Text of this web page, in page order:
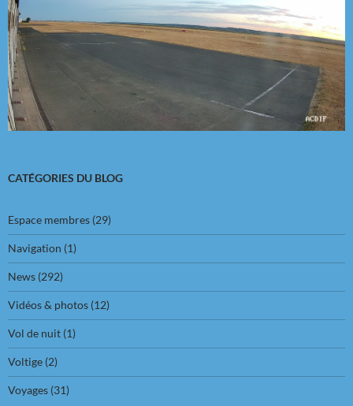
CATÉGORIES DU BLOG
Espace membres (29)
Navigation (1)
News (292)
Vidéos & photos (12)
Vol de nuit (1)
Voltige (2)
Voyages (31)